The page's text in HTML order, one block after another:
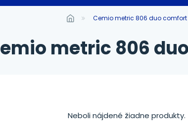
cemio metric 806 duo comfort
cemio metric 806
Neboli nájdené žiadne produkty.